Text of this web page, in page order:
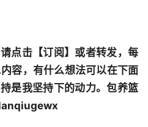
点击【订阅】或者转发，每
容，有什么想法可以在下面
是我坚持下的动力。包养篮
lanqiugewx